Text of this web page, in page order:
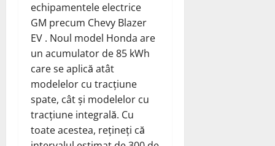
echipamentele electrice
GM precum Chevy Blazer
EV . Noul model Honda are
un acumulator de 85 kWh
care se aplică atât
modelelor cu tracțiune
spate, cât și modelelor cu
tracțiune integrală. Cu
toate acestea, rețineți că